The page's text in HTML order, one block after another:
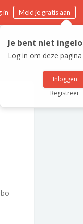
in Meld je gratis aan
Je bent niet
Log in om deze
Inloggen
Registreer